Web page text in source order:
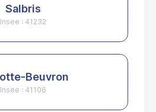
Salbris
Insee : 41232
Beuvron
Insee : 41106